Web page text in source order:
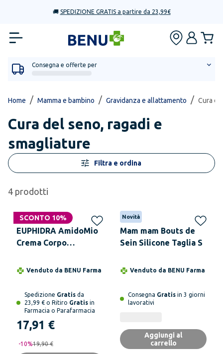
🚚 SPEDIZIONE GRATIS a partire da 23,99€
Consegna e offerte per
Home / Mamma e bambino / Gravidanza e allattamento / Cura
Cura del seno, ragadi e
smagliature
Filtra e ordina
4 prodotti
SCONTO 10%
EUPHIDRA AmidoMio
Crema Corpo
Elasticizzante, 200 ml
Venduto da BENU Farma
Spedizione Gratis da
23,99 € o Ritiro Gratis in
Farmacia o Parafarmacia
17,91 €
-10%19,90 €
Novità
Mam mam Bouts de
Sein Silicone Taglia S
Venduto da BENU Farma
Consegna Gratis in 3 giorni
lavorativi
Aggiungi al
carrello